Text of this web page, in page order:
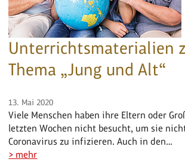
Unterrichtsmaterialien
Thema „Jung und Alt“
13. Mai 2020
Viele Menschen haben ihre Eltern oder
letzten Wochen nicht besucht, um sie
Coronavirus zu infizieren. Auch in den…
> mehr